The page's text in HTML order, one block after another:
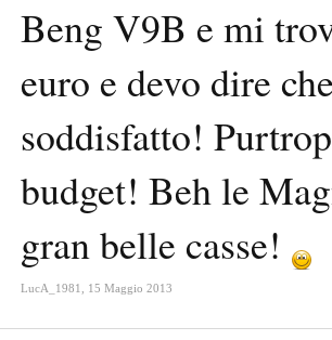
Beng V9B e mi
euro e devo dire
soddisfatto!
budget! Beh le
gran belle casse!
LucA_1981 15 Maggio 2013